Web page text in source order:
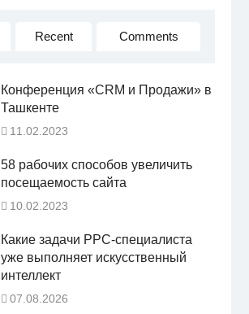
Recent Comments
Конференция «CRM и Продажи» в
Ташкенте
11.02.2023
58 рабочих способов увеличить
посещаемость сайта
10.02.2023
Какие задачи PPC-специалиста
уже выполняет искусственный
интеллект
07.08.2026